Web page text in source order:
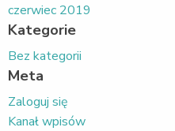
czerwiec 2019
Kategorie
Bez kategorii
Meta
Zaloguj się
Kanał wpisów